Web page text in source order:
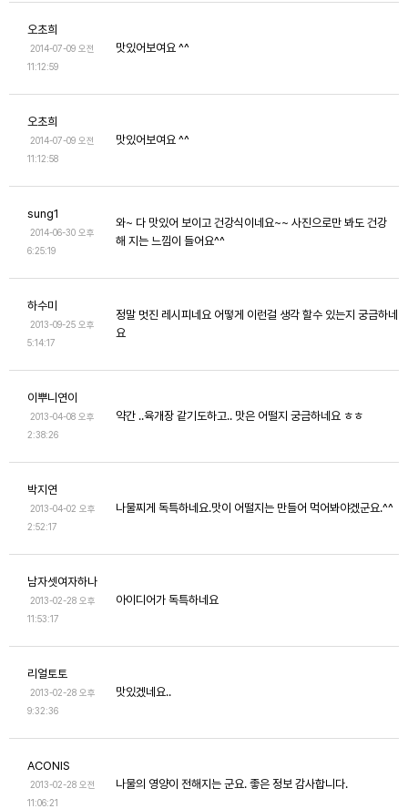
오초희
2014-07-09 오전
11:12:59
맛있어보여요 ^^
오초희
2014-07-09 오전
11:12:58
맛있어보여요 ^^
sung1
2014-06-30 오후
6:25:19
와~ 다 맛있어 보이고 건강식이네요~~ 사진으로만 봐도 건강
해 지는 느낌이 들어요^^
하수미
2013-09-25 오후
5:14:17
정말 멋진 레시피네요 어떻게 이런걸 생각 할수 있는지 궁금하네
요
이뿌니연이
2013-04-08 오후
2:38:26
약간 ..육개장 같기도하고.. 맛은 어떨지 궁금하네요 ㅎㅎ
박지연
2013-04-02 오후
2:52:17
나물찌게 독특하네요.맛이 어떨지는 만들어 먹어봐야겠군요.^^
남자셋여자하나
2013-02-28 오후
11:53:17
아이디어가 독특하네요
리얼토토
2013-02-28 오후
9:32:36
맛있겠네요..
ACONIS
2013-02-28 오전
11:06:21
나물의 영양이 전해지는 군요. 좋은 정보 감사합니다.